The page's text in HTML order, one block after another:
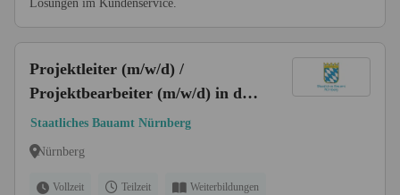
Lösungen im Kundenservice.
Projektleiter (m/w/d) /
Projektbearbeiter (m/w/d) in der
Fachrichtung Elektrotechnik
Staatliches Bauamt Nürnberg
Nürnberg
Vollzeit Teilzeit Weiterbildungen